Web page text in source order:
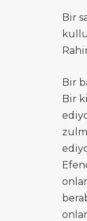
Bir
Bir
Bir